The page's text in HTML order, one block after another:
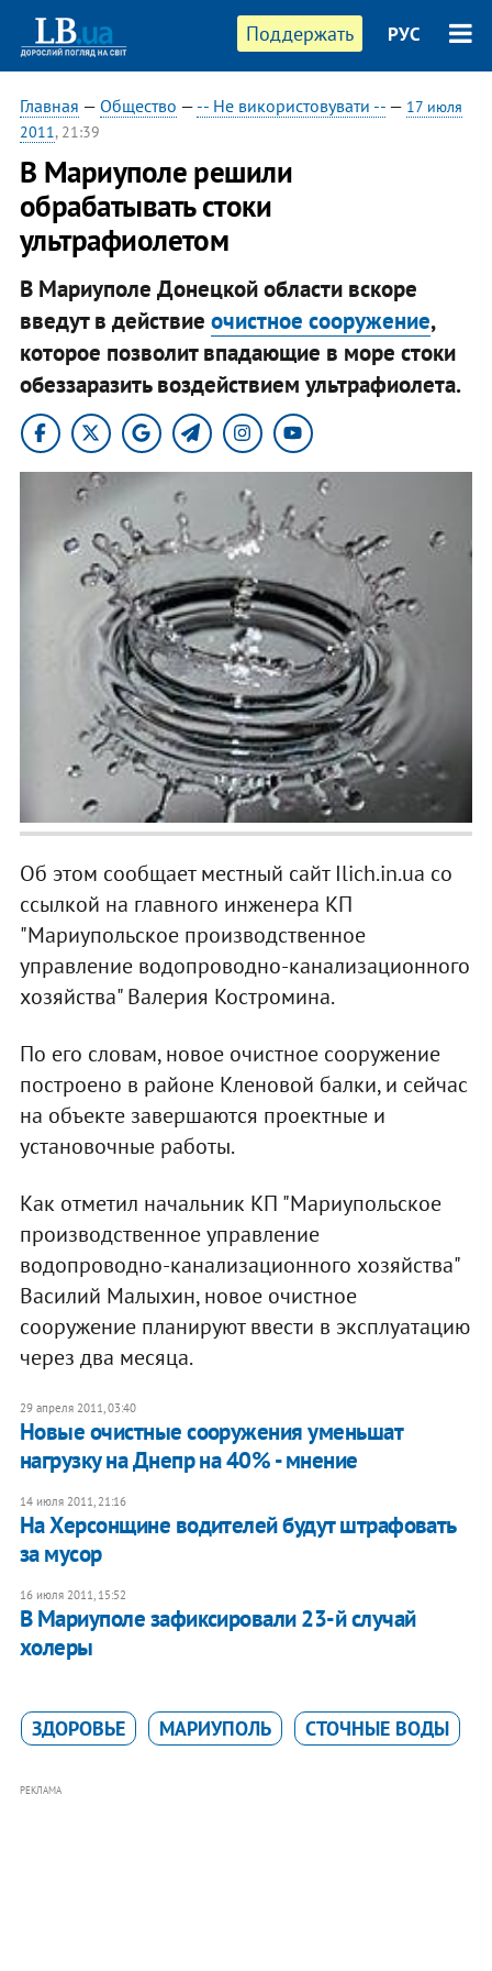
Поддержать РУС
Главная — Общество — -- Не використовувати --— 17 июля
2011, 21:39
В Мариуполе решили
обрабатывать стоки
ультрафиолетом
В Мариуполе Донецкой области вскоре
введут в действие очистное сооружение,
которое позволит впадающие в море стоки
обеззаразить воздействием ультрафиолета.
Об этом сообщает местный сайт Ilich.in.ua со
ссылкой на главного инженера КП
"Мариупольское производственное
управление водопроводно-канализационного
хозяйства" Валерия Костромина.
По его словам, новое очистное сооружение
построено в районе Кленовой балки, и сейчас
на объекте завершаются проектные и
установочные работы.
Как отметил начальник КП "Мариупольское
производственное управление
водопроводно-канализационного хозяйства"
Василий Малыхин, новое очистное
сооружение планируют ввести в эксплуатацию
через два месяца.
29 апреля 2011, 03:40
Новые очистные сооружения уменьшат
нагрузку на Днепр на 40% - мнение
14 июля 2011, 21:16
​На Херсонщине водителей будут штрафовать
за мусор
16 июля 2011, 15:52
В Мариуполе зафиксировали 23-й случай
холеры
ЗДОРОВЬЕ МАРИУПОЛЬ СТОЧНЫЕ ВОДЫ
РЕКЛАМА